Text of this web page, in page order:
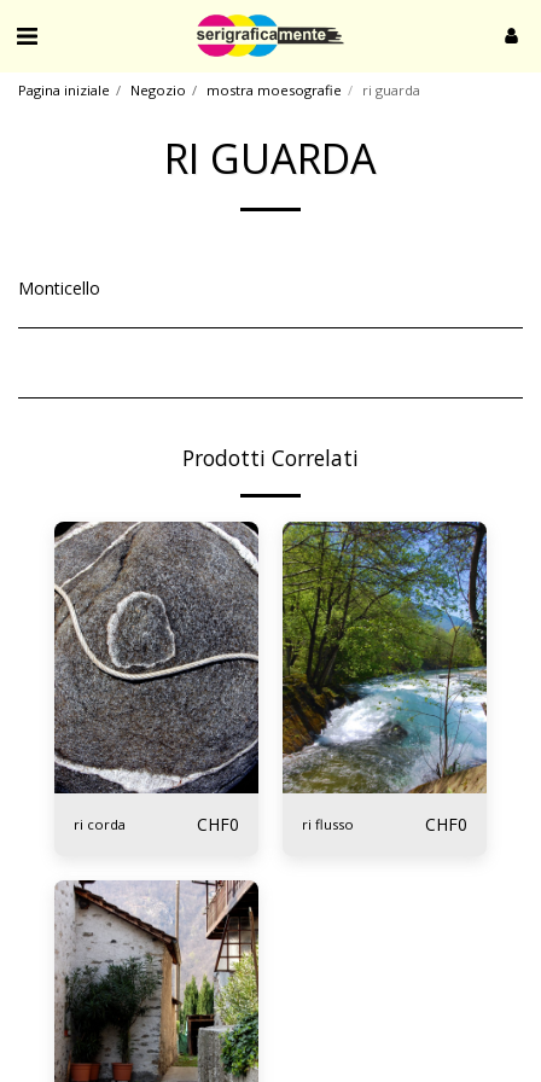
Pagina iniziale Negozio mostra moesografie ri guarda
RI GUARDA
Monticello
Prodotti Correlati
ri corda CHF0 ri flusso CHF0